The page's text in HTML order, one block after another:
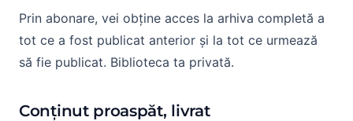
Prin abonare, vei obține acces la arhiva completă a
tot ce a fost publicat anterior și la tot ce urmează
să fie publicat. Biblioteca ta privată.
Conținut proaspăt, livrat